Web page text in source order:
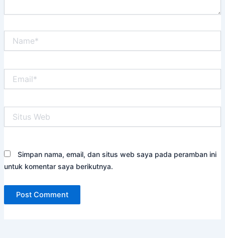
Web
Simpan nama, email, dan situs web saya pada peramban ini
untuk komentar saya berikutnya.